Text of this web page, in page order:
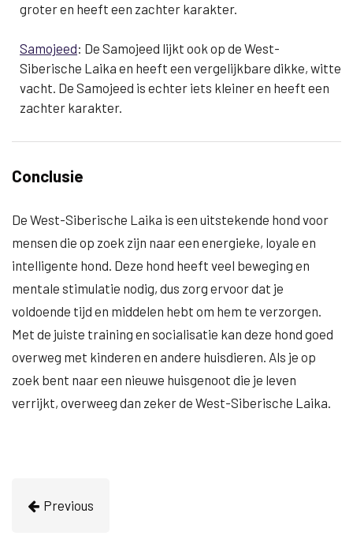
groter en heeft een zachter karakter.
Samojeed: De Samojeed lijkt ook op de West-
Siberische Laika en heeft een vergelijkbare dikke, witte
vacht. De Samojeed is echter iets kleiner en heeft een
zachter karakter.
Conclusie
De West-Siberische Laika is een uitstekende hond voor
mensen die op zoek zijn naar een energieke, loyale en
intelligente hond. Deze hond heeft veel beweging en
mentale stimulatie nodig, dus zorg ervoor dat je
voldoende tijd en middelen hebt om hem te verzorgen.
Met de juiste training en socialisatie kan deze hond goed
overweg met kinderen en andere huisdieren. Als je op
zoek bent naar een nieuwe huisgenoot die je leven
verrijkt, overweeg dan zeker de West-Siberische Laika.
Previous